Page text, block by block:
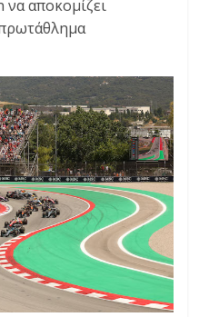
να αποκομίζει